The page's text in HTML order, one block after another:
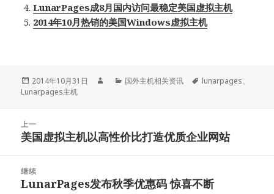
LunarPages成8月国内访问最稳定美国虚拟主机
2014年10月热销的美国Windows虚拟主机
发
布
2014年10月31日
分
国外主机相关资讯
标
lunarpages、
Lunarpages主机
上一
上
文
章：
美国虚拟主机以高性价比打造优质企业网站
继续
下
LunarPages发布秋季优惠码 惊喜不断